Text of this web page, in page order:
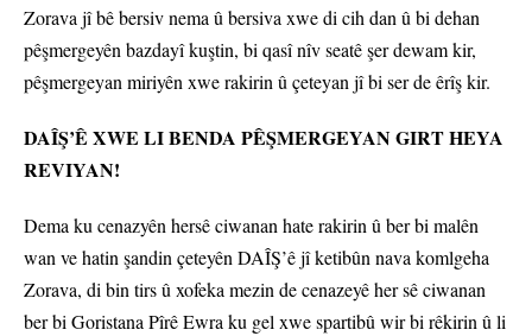
Zorava jî bê bersiv nema û bersiva xwe di cih dan û bi dehan
pêşmergeyên bazdayî kuştin, bi qasî nîv seatê şer dewam kir,
pêşmergeyan miriyên xwe rakirin û çeteyan jî bi ser de êrîş kir.
DAÎŞ’Ê XWE LI BENDA PÊŞMERGEYAN GIRT HEYA
REVIYAN!
Dema ku cenazyên hersê ciwanan hate rakirin û ber bi malên
wan ve hatin şandin çeteyên DAÎŞ’ê jî ketibûn nava komlgeha
Zorava, di bin tirs û xofeka mezin de cenazeyê her sê ciwanan
ber bi Goristana Pîrê Ewra ku gel xwe spartibû wir bi rêkirin û li